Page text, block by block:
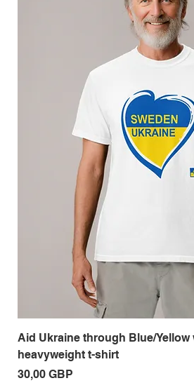
Aid Ukraine through Blue/
heavyweight t-shirt
Precio
30,00 GBP